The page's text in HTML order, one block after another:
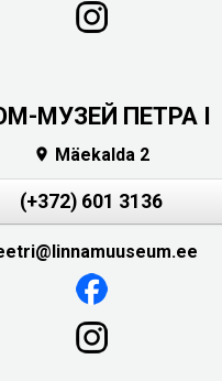
МУЗЕЙ ПЕТРА I
 Mäekalda 2
(+372) 601 3136